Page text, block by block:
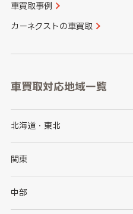
車買取事例
カーネクストの車買取
車買取対応地域一覧
北海道・東北
北海道
岩手県
関東
茨城県
中部